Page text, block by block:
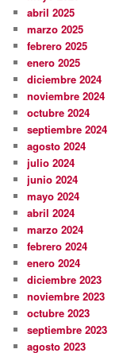
abril 2025
marzo 2025
febrero 2025
enero 2025
diciembre 2024
noviembre 2024
octubre 2024
septiembre 2024
agosto 2024
julio 2024
junio 2024
mayo 2024
abril 2024
marzo 2024
febrero 2024
enero 2024
diciembre 2023
noviembre 2023
octubre 2023
septiembre 2023
agosto 2023